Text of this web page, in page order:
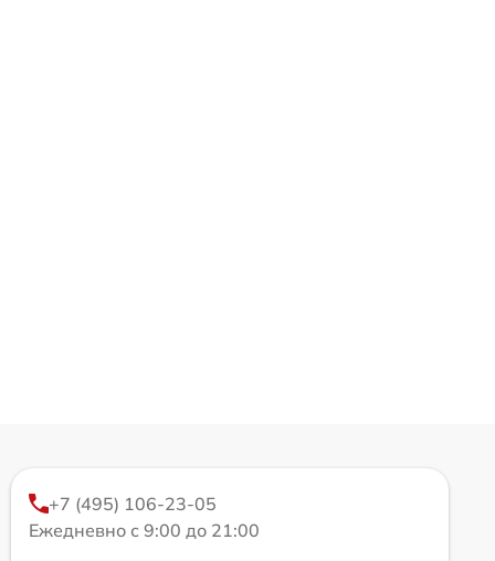
+7 (495) 106-23-05
Ежедневно с 9:00 до 21:00